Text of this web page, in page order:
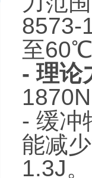
8573-
至
- 理论
- 缓冲
能减
1.3J。